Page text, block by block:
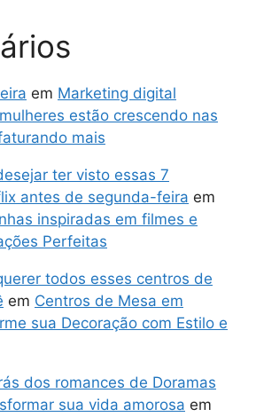
em Marketing digital
estão crescendo nas
mais
ter visto essas 7
antes de segunda-feira em
inspiradas em filmes e
Perfeitas
todos esses centros de
em Centros de Mesa em
sua Decoração com Estilo e
dos romances de Doramas
sua vida amorosa em